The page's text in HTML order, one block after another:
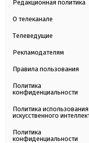
Редакционная политика
О телеканале
Телеведущие
Рекламодателям
Правила пользования
Политика
конфиденциальности
Политика использования
искусственного
Политика
конфиденциальности